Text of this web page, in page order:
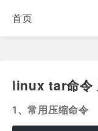
首页
linux tar命令
1、常用压缩命令